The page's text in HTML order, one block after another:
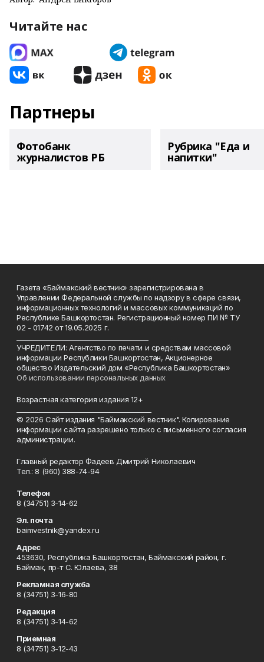
Читайте нас
Партнеры
Фотобанк
журналистов РБ
Рубрика "Еда и
напитки"
Газета «Баймакский вестник» зарегистрирована в
Управлении Федеральной службы по надзору в сфере связи,
информационных технологий и массовых коммуникаций по
Республике Башкортостан. Регистрационный номер ПИ № ТУ
02 - 01742 от 19.05.2025 г.
УЧРЕДИТЕЛИ: Агентство по печати и средствам массовой
информации Республики Башкортостан, Акционерное
общество Издательский дом «Республика Башкортостан»
Об использовании персональных данных
Возрастная категория издания 12+
© 2026 Сайт издания "Баймакский вестник". Копирование
информации сайта разрешено только с письменного согласия
администрации.
Главный редактор Фадеев Дмитрий Николаевич
Тел.: 8 (960) 388-74-94
Телефон
8 (34751) 3-14-62
Эл. почта
baimvestnik@yandex.ru
Адрес
453630, Республика Башкортостан, Баймакский район, г.
Баймак, пр-т С. Юлаева, 38
Рекламная служба
8 (34751) 3-16-80
Редакция
8 (34751) 3-14-62
Приемная
8 (34751) 3-12-43